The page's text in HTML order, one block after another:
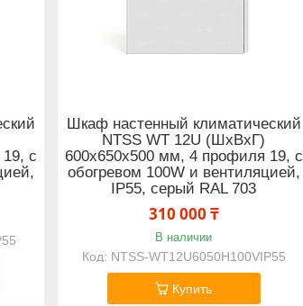
с
Шкаф настенный климатический
NTSS WT 12U (ШхВхГ)
600x650x500 мм, 4 профиля 19, с
обогревом 100W и вентиляцией,
IP55, серый RAL 703
310 000 ₸
В наличии
NTSS-WT12U6050H100VIP55
Купить